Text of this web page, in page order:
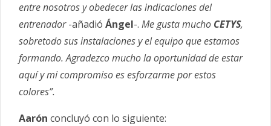
entre nosotros y obedecer las indicaciones del
entrenador-añadió Ángel-. Me gusta mucho CETYS,
sobretodo sus instalaciones y el equipo que estamos
formando. Agradezco mucho la oportunidad de estar
aquí y mi compromiso es esforzarme por estos
colores”.
Aarón concluyó con lo siguiente: